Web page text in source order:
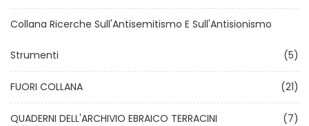
Collana Ricerche Sull'Antisemitismo E Sull'Antisionismo
Strumenti (5)
FUORI COLLANA (21)
QUADERNI DELL'ARCHIVIO EBRAICO TERRACINI (7)